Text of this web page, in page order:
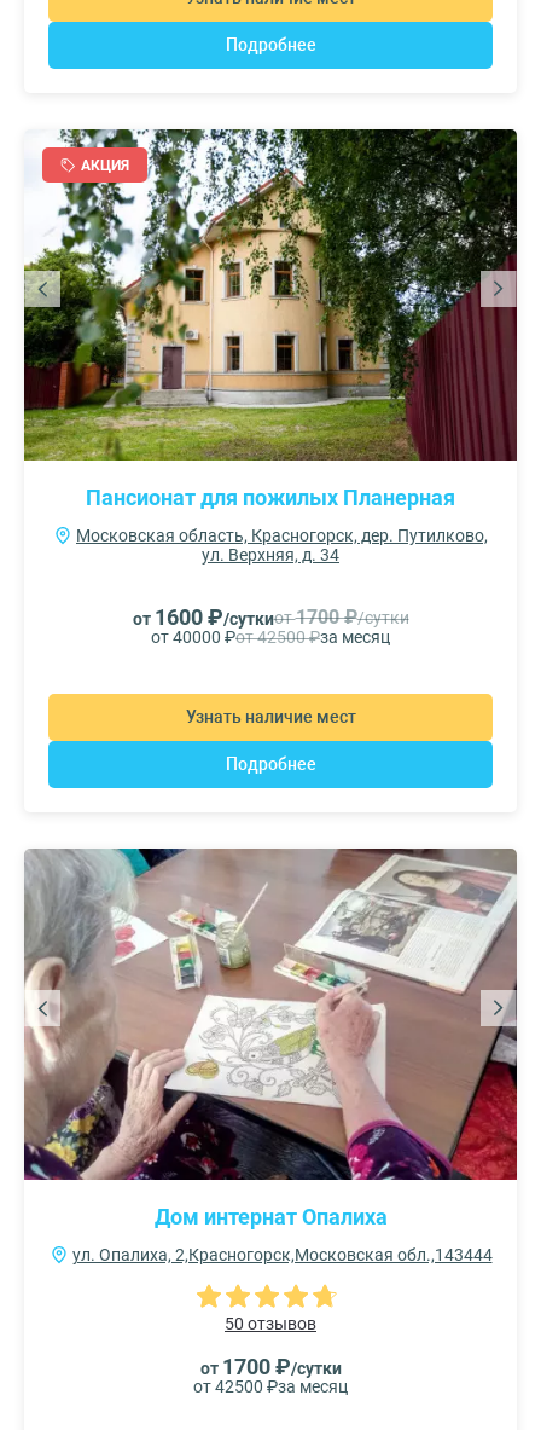
Подробнее
АКЦИЯ
Пансионат для пожилых Планерная
Московская область, Красногорск, дер. Путилково,
ул. Верхняя, д. 34
от 1600 ₽/суткиот1700 ₽/сутки
от 40000 ₽от 42500 ₽за месяц
Узнать наличие мест
Подробнее
Дом интернат Опалиха
ул. Опалиха, 2,Красногорск,Московская обл.,143444
50 отзывов
от 1700 ₽/сутки
от 42500 ₽за месяц